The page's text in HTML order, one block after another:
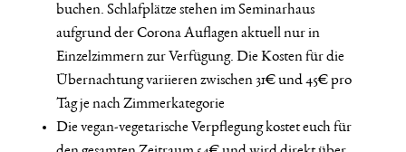
buchen. Schlafplätze stehen im Seminarhaus
aufgrund der Corona Auflagen aktuell nur in
Einzelzimmern zur Verfügung. Die Kosten für die
Übernachtung variieren zwischen 31€ und 45€ pro
Tag je nach Zimmerkategorie
Die vegan-vegetarische Verpflegung kostet euch für